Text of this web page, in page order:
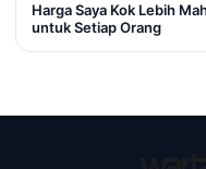
Harga Saya Kok Lebih
untuk Setiap Orang